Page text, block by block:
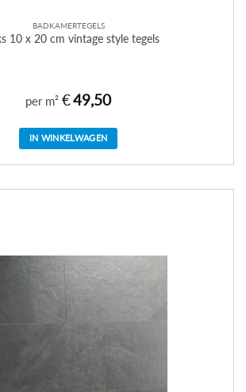
BADKAMERTEGELS
10 x 20 cm vintage style tegels
per m² €49,50
IN WINKELWAGEN